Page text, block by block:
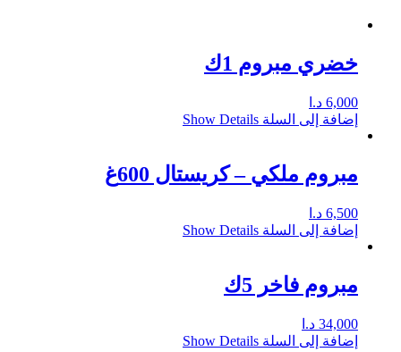
خضري مبروم 1ك
6,000 د.ا
إضافة إلى السلة
مبروم ملكي – كريستال 600غ
6,500 د.ا
إضافة إلى السلة
مبروم فاخر 5ك
34,000 د.ا
إضافة إلى السلة